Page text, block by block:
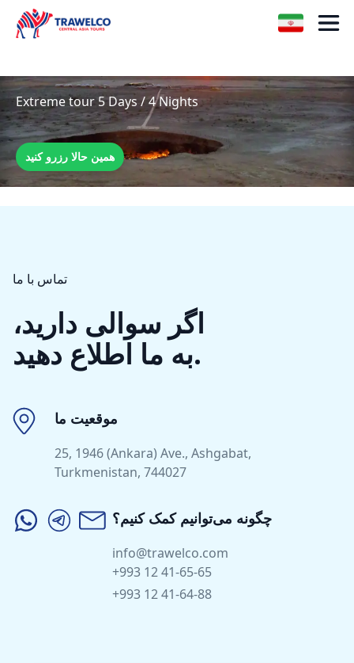
Extreme tour 5 Days / 4 Nights
همین حالا رزرو کنید
تماس با ما
اگر سوالی دارید،
به ما اطلاع دهید.
موقعیت ما
25, 1946 (Ankara) Ave., Ashgabat,
Turkmenistan, 744027
چگونه می‌توانیم کمک کنیم؟
info@trawelco.com
+993 12 41-65-65
+993 12 41-64-88